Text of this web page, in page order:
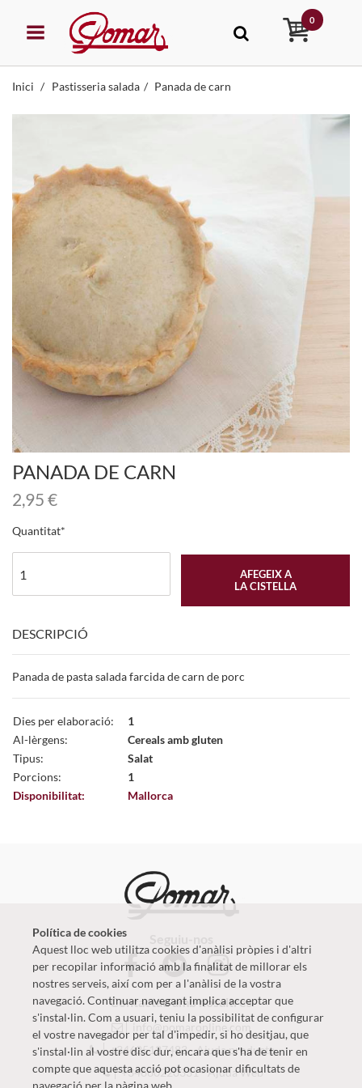
0
Inici Pastisseria salada Panada de carn
PANADA DE CARN
2,95 €
Quantitat
AFEGEIX A
LA CISTELLA
DESCRIPCIÓ
Panada de pasta salada farcida de carn de porc
Dies per elaboració:
1
Al-lèrgens:
Cereals amb gluten
Tipus:
Salat
Porcions:
1
Disponibilitat:
Mallorca
Contactau amb nosaltres
info@pomaronline.com
+34625127483-Ajuda producte
+34660220331-Ajuda Web
Política de cookies
Aquest lloc web utilitza cookies d'anàlisi pròpies i d'altri
per recopilar informació amb la finalitat de millorar els
nostres serveis, així com per a l'anàlisi de la vostra
navegació. Continuar navegant implica acceptar que
s'instal·lin. Com a usuari, teniu la possibilitat de configurar
el vostre navegador per tal d'impedir, si ho desitjau, que
s'instal·lin al vostre disc dur, encara que s'ha de tenir en
compte que aquesta acció pot ocasionar dificultats de
navegació per la pàgina web.